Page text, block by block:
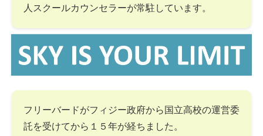
人スクールカウンセラーが常駐しています。
フリーバードがフィジー政府から国立高校の運営委
託を受けてから１５年が経ちました。